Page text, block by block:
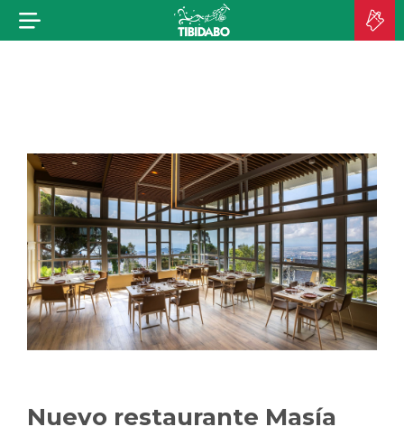
Nuevo restaurante Masía